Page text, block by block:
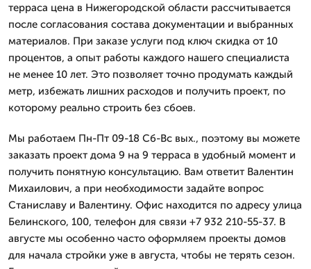
терраса цена в Нижегородской области рассчитывается
после согласования состава документации и выбранных
материалов. При заказе услуги под ключ скидка от 10
процентов, а опыт работы каждого нашего специалиста
не менее 10 лет. Это позволяет точно продумать каждый
метр, избежать лишних расходов и получить проект, по
которому реально строить без сбоев.
Мы работаем Пн-Пт 09-18 Сб-Вс вых., поэтому вы можете
заказать проект дома 9 на 9 терраса в удобный момент и
получить понятную консультацию. Вам ответит Валентин
Михаилович, а при необходимости задайте вопрос
Станиславу и Валентину. Офис находится по адресу улица
Белинского, 100, телефон для связи +7 932 210-55-37. В
августе мы особенно часто оформляем проекты домов
для начала стройки уже в августа, чтобы не терять сезон.